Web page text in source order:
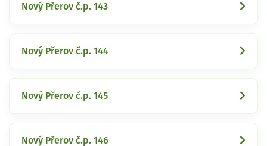
Nový Přerov č.p. 143
Nový Přerov č.p. 144
Nový Přerov č.p. 145
Nový Přerov č.p. 146